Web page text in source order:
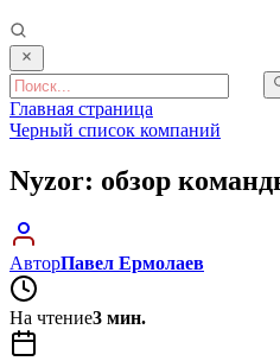
Главная страница
Черный список компаний
Nyzor: обзор
АвторПавел Ермолаев
На чтение3 мин.